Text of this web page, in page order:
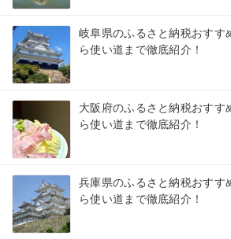
岐阜県のふるさと納税おすす
ら使い道まで徹底紹介！
大阪府のふるさと納税おすす
ら使い道まで徹底紹介！
兵庫県のふるさと納税おすす
ら使い道まで徹底紹介！